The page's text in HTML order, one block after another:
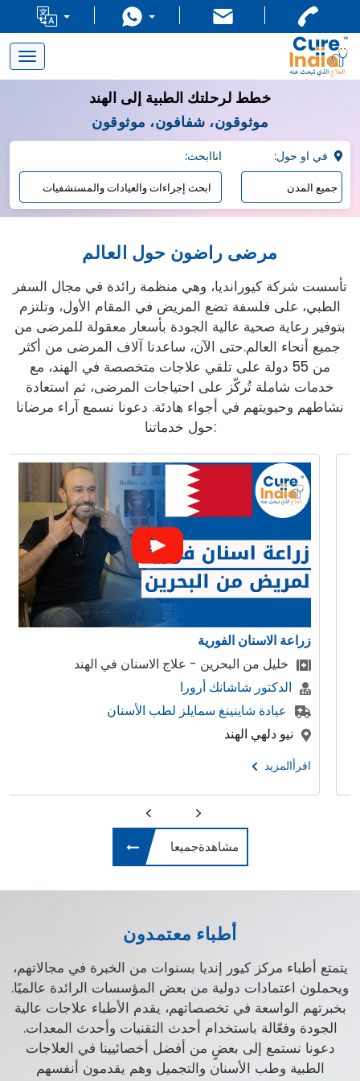
Toggle
navigation
خطط لرحلتك الطبية إلى الهند
موثوقون، شفافون، موثوقون
:اناابحث
مرضى راضون حول العالم
تأسست شركة كيورانديا، وهي منظمة رائدة في مجال السفر
الطبي، على فلسفة تضع المريض في المقام الأول، وتلتزم
بتوفير رعاية صحية عالية الجودة بأسعار معقولة للمرضى من
جميع أنحاء العالم.حتى الآن، ساعدنا آلاف المرضى من أكثر
من 55 دولة على تلقي علاجات متخصصة في الهند، مع
خدمات شاملة تُركّز على احتياجات المرضى، ثم استعادة
نشاطهم وحيويتهم في أجواء هادئة. دعونا نسمع آراء مرضانا
حول خدماتنا:
الاسنان في الهند
الأسنان
المريض من البحرين
وورد اوف دينتيستري
مشاهدةجميعا
أطباء معتمدون
يتمتع أطباء مركز كيور إنديا بسنوات من الخبرة في مجالاتهم،
ويحملون اعتمادات دولية من بعض المؤسسات الرائدة عالميًا.
بخبرتهم الواسعة في تخصصاتهم، يقدم الأطباء علاجات عالية
الجودة وفعّالة باستخدام أحدث التقنيات وأحدث المعدات.
دعونا نستمع إلى بعضٍ من أفضل أخصائيينا في العلاجات
الطبية وطب الأسنان والتجميل وهم يقدمون أنفسهم